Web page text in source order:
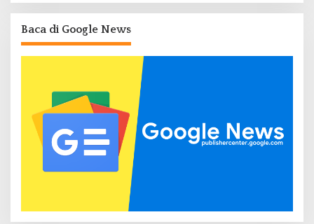
Baca di Google News